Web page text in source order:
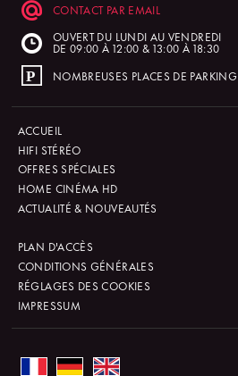
CONTACT PAR EMAIL
OUVERT DU LUNDI AU VENDREDI
DE 09:00 À 12:00 & 13:00 À 18:30
NOMBREUSES PLACES DE PARKING
ACCUEIL
HIFI STÉRÉO
OFFRES SPÉCIALES
HOME CINÉMA HD
ACTUALITÉ & NOUVEAUTÉS
PLAN D'ACCÈS
CONDITIONS GÉNÉRALES
RÉGLAGES DES COOKIES
IMPRESSUM